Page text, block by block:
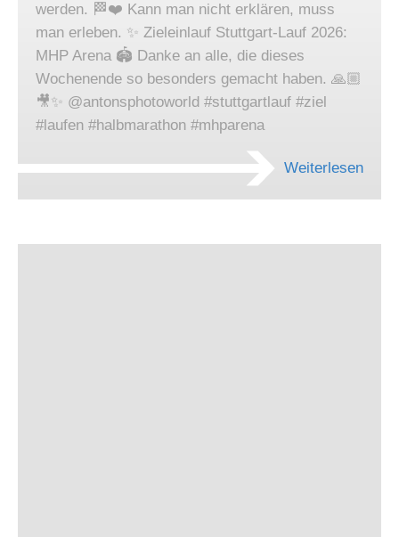
werden. 🏁❤️ Kann man nicht erklären, muss
man erleben. ✨ Zieleinlauf Stuttgart-Lauf 2026:
MHP Arena 🏟️ Danke an alle, die dieses
Wochenende so besonders gemacht haben. 🙏🏼
🎥✨ @antonsphotoworld #stuttgartlauf #ziel
#laufen #halbmarathon #mhparena
Weiterlesen